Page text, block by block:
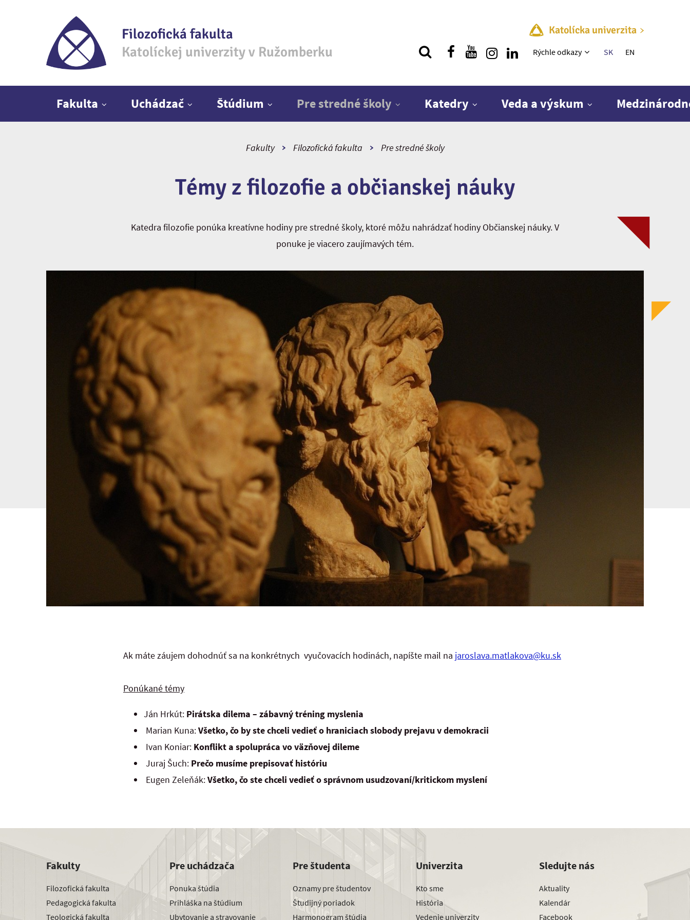
Filozofická fakulta
Katolíckej univerzity v Ružomberku
Katolícka univerzita
Rýchle menu
Rýchle odkazy SK EN
Fakulta Uchádzač Štúdium Pre stredné školy Katedry Veda a výskum
Fakulty Filozofická fakulta Pre stredné školy
Témy z filozofie a občianskej náuky
Katedra filozofie ponúka kreatívne hodiny pre stredné školy, ktoré môžu nahrádzať hodiny Občianskej náuky. V
ponuke je viacero zaujímavých tém.
Ak máte záujem dohodnúť sa na konkrétnych vyučovacích hodinách, napíšte mail na jaroslava.matlakova@ku.sk
Ponúkané témy
Ján Hrkút: Pirátska dilema – zábavný tréning myslenia
Marian Kuna:Všetko, čo by ste chceli vedieť o hraniciach slobody prejavu vdemokracii
Ivan Koniar: Konflikt a spolupráca vo väzňovej dileme
Juraj Šuch: Prečo musíme prepisovať históriu
Eugen Zeleňák:Všetko, čo ste chceli vedieť o správnom usudzovaní/kritickom myslení
Fakulty
Filozofická fakulta
Pedagogická fakulta
Teologická fakulta
Pre uchádzača
Ponuka štúdia
Prihláška na štúdium
Ubytovanie a stravovanie
Pre študenta
Oznamy pre študentov
Študijný poriadok
Harmonogram štúdia
Univerzita
Kto sme
História
Vedenie univerzity
Sledujte nás
Aktuality
Kalendár
Facebook